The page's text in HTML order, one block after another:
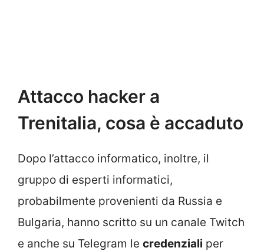
Attacco hacker a
Trenitalia, cosa è accaduto
Dopo l’attacco informatico, inoltre, il
gruppo di esperti informatici,
probabilmente provenienti da Russia e
Bulgaria, hanno scritto su un canale Twitch
e anche su Telegram le credenziali per